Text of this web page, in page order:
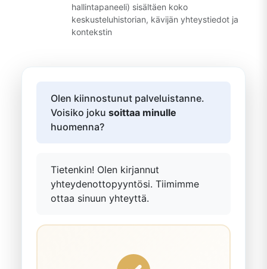
hallintapaneeli) sisältäen koko
keskusteluhistorian, kävijän yhteystiedot ja
kontekstin
Olen kiinnostunut palveluistanne.
Voisiko joku soittaa minulle
huomenna?
Tietenkin! Olen kirjannut
yhteydenottopyyntösi. Tiimimme
ottaa sinuun yhteyttä.